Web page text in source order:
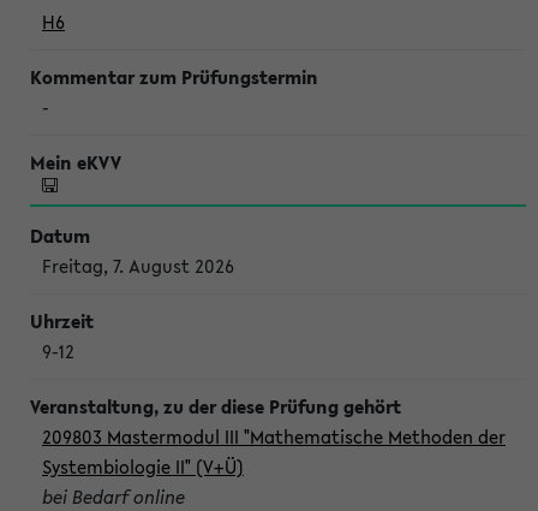
H6
-
Freitag, 7. August 2026
9-12
209803 Mastermodul III "Mathematische Methoden der
Systembiologie II" (V+Ü)
bei Bedarf online